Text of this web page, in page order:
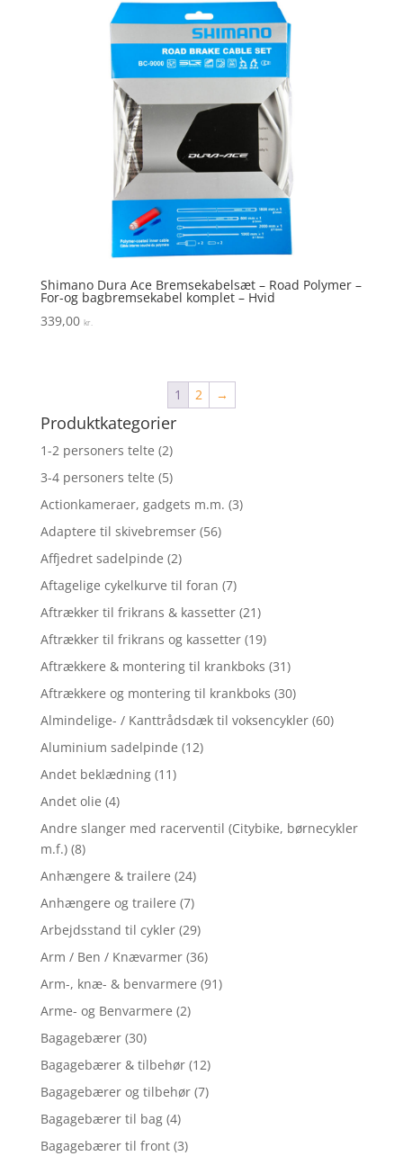
Shimano Dura Ace Bremsekabelsæt – Road Polymer –
For-og bagbremsekabel komplet – Hvid
339,00 kr.
1 2 →
Produktkategorier
1-2 personers telte (2)
3-4 personers telte (5)
Actionkameraer, gadgets m.m. (3)
Adaptere til skivebremser (56)
Affjedret sadelpinde (2)
Aftagelige cykelkurve til foran (7)
Aftrækker til frikrans & kassetter (21)
Aftrækker til frikrans og kassetter (19)
Aftrækkere & montering til krankboks (31)
Aftrækkere og montering til krankboks (30)
Almindelige- / Kanttrådsdæk til voksencykler (60)
Aluminium sadelpinde (12)
Andet beklædning (11)
Andet olie (4)
Andre slanger med racerventil (Citybike, børnecykler
m.f.) (8)
Anhængere & trailere (24)
Anhængere og trailere (7)
Arbejdsstand til cykler (29)
Arm / Ben / Knævarmer (36)
Arm-, knæ- & benvarmere (91)
Arme- og Benvarmere (2)
Bagagebærer (30)
Bagagebærer & tilbehør (12)
Bagagebærer og tilbehør (7)
Bagagebærer til bag (4)
Bagagebærer til front (3)